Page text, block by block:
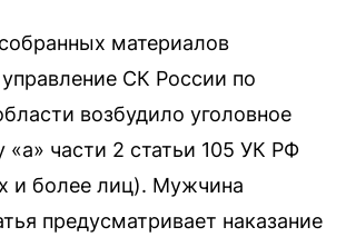
материалов
СК России по
возбудило уголовное
«а» части 2 статьи 105 УК РФ
и более лиц). Мужчина
предусматривает наказание